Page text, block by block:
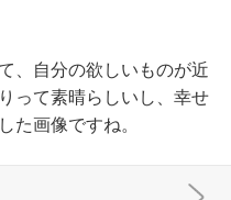
、自分の欲しいものが近
って素晴らしいし、幸せ
た画像ですね。